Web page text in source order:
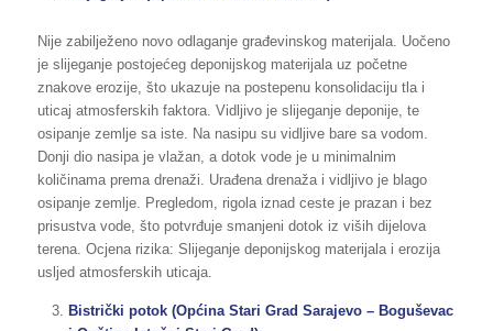
Nije zabilježeno novo odlaganje građevinskog materijala. Uočeno
je slijeganje postojećeg deponijskog materijala uz početne
znakove erozije, što ukazuje na postepenu konsolidaciju tla i
uticaj atmosferskih faktora. Vidljivo je slijeganje deponije, te
osipanje zemlje sa iste. Na nasipu su vidljive bare sa vodom.
Donji dio nasipa je vlažan, a dotok vode je u minimalnim
količinama prema drenaži. Urađena drenaža i vidljivo je blago
osipanje zemlje. Pregledom, rigola iznad ceste je prazan i bez
prisustva vode, što potvrđuje smanjeni dotok iz viših dijelova
terena. Ocjena rizika: Slijeganje deponijskog materijala i erozija
usljed atmosferskih uticaja.
Bistrički potok (Općina Stari Grad Sarajevo – Boguševac